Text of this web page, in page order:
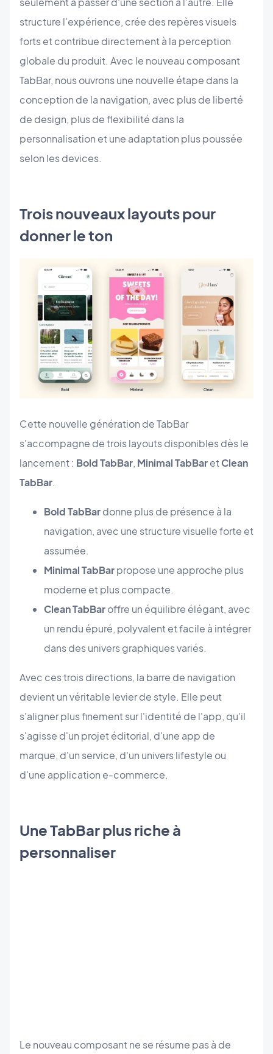
structure l'expérience, crée des repères visuels
forts et contribue directement à la perception
globale du produit. Avec le nouveau composant
TabBar, nous ouvrons une nouvelle étape dans la
conception de la navigation, avec plus de liberté
de design, plus de flexibilité dans la
personnalisation et une adaptation plus poussée
selon les devices.
Trois nouveaux layouts pour
donner le ton
Cette nouvelle génération de TabBar
s'accompagne de trois layouts disponibles dès le
lancement : Bold TabBar, Minimal TabBaretClean
TabBar.
Bold TabBardonne plus de présence à la
navigation, avec une structure visuelle forte et
assumée.
Minimal TabBarpropose une approche plus
moderne et plus compacte.
Clean TabBaroffre un équilibre élégant, avec
un rendu épuré, polyvalent et facile à intégrer
dans des univers graphiques variés.
Avec ces trois directions, la barre de navigation
devient un véritable levier de style. Elle peut
s'aligner plus finement sur l'identité de l'app, qu'il
s'agisse d'un projet éditorial, d'une app de
marque, d'un service, d'un univers lifestyle ou
d'une application e-commerce.
Une TabBar plus riche à
personnaliser
Le nouveau composant ne se résume pas à de